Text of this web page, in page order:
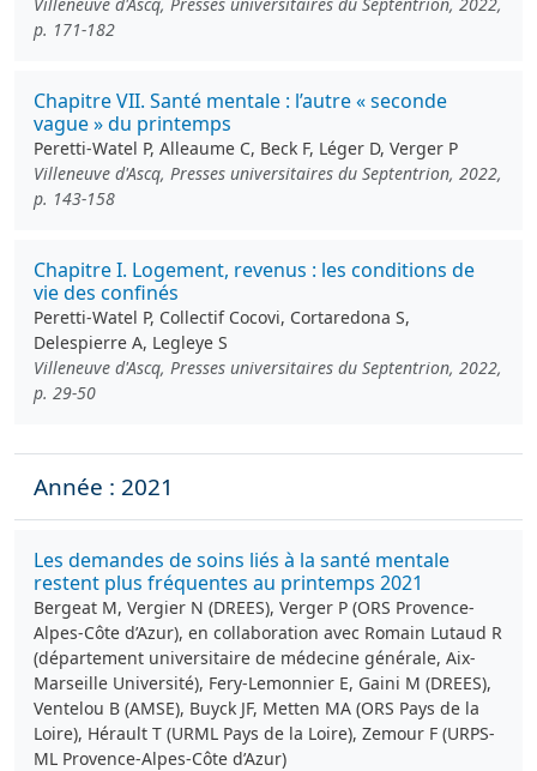
p. 171-182
Chapitre VII. Santé mentale : l’autre « seconde
vague » du printemps
Peretti-Watel P, Alleaume C, Beck F, Léger D, Verger P
Villeneuve d'Ascq, Presses universitaires du Septentrion, 2022,
p. 143-158
Chapitre I. Logement, revenus : les conditions de
vie des confinés
Peretti-Watel P, Collectif Cocovi, Cortaredona S,
Delespierre A, Legleye S
Villeneuve d'Ascq, Presses universitaires du Septentrion, 2022,
p. 29-50
Année : 2021
Les demandes de soins liés à la santé mentale
restent plus fréquentes au printemps 2021
Bergeat M, Vergier N (DREES), Verger P (ORS Provence-
Alpes-Côte d’Azur), en collaboration avec Romain Lutaud R
(département universitaire de médecine générale, Aix-
Marseille Université), Fery-Lemonnier E, Gaini M (DREES),
Ventelou B (AMSE), Buyck JF, Metten MA (ORS Pays de la
Loire), Hérault T (URML Pays de la Loire), Zemour F (URPS-
ML Provence-Alpes-Côte d’Azur)